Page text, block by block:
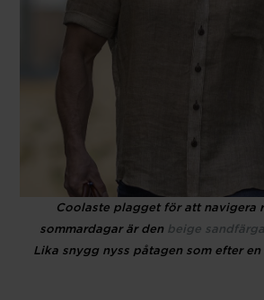
Coolaste plagget för att navigera
sommardagar är den beige
Lika snygg nyss påtagen som efter en